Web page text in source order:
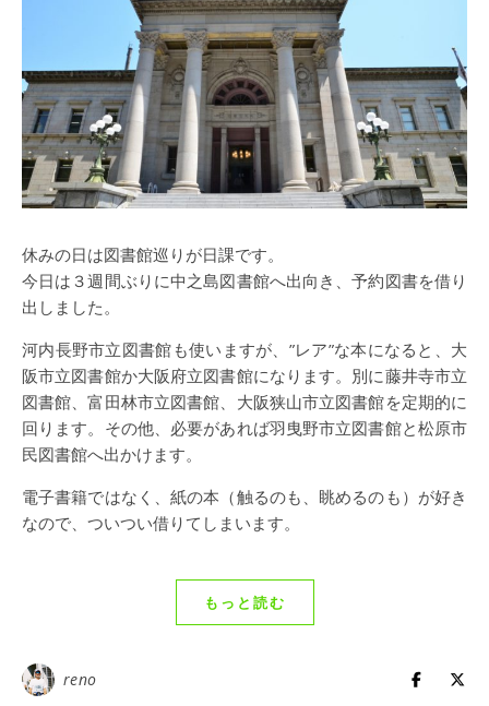
休みの日は図書館巡りが日課です。
今日は３週間ぶりに中之島図書館へ出向き、予約図書を借り
出しました。
河内長野市立図書館も使いますが、”レア”な本になると、大
阪市立図書館か大阪府立図書館になります。別に藤井寺市立
図書館、富田林市立図書館、大阪狭山市立図書館を定期的に
回ります。その他、必要があれば羽曳野市立図書館と松原市
民図書館へ出かけます。
電子書籍ではなく、紙の本（触るのも、眺めるのも）が好き
なので、ついつい借りてしまいます。
もっと読む
reno